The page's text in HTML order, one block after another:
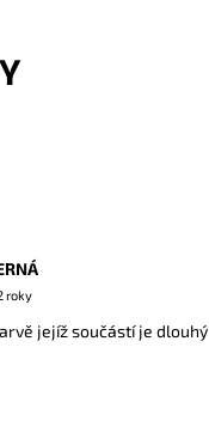
roky
jejíž součástí je dlouhý